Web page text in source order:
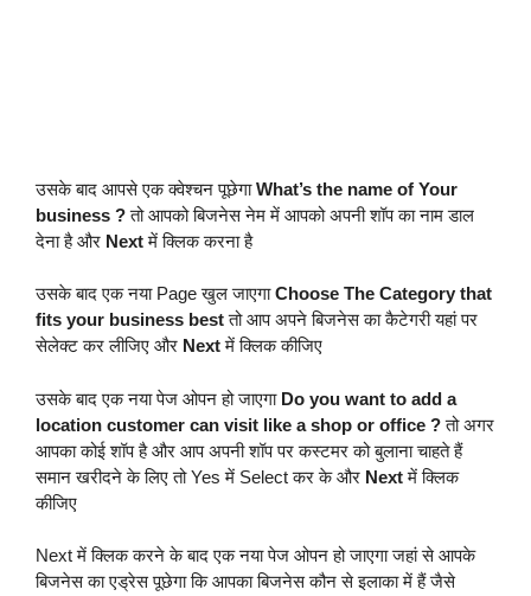
उसके बाद आपसे एक क्वेश्चन पूछेगाWhat’s the name of Your
business ? तो आपको बिजनेस नेम में आपको अपनी शॉप का नाम डाल
देना है और Next में क्लिक करना है
उसके बाद एक नया Page खुल जाएगा Choose The Category that
fits your business best तो आप अपने बिजनेस का कैटेगरी यहां पर
सेलेक्ट कर लीजिए और Next में क्लिक कीजिए
उसके बाद एक नया पेज ओपन हो जाएगा Do you want to add a
location customer can visit like a shop or office ? तो अगर
आपका कोई शॉप है और आप अपनी शॉप पर कस्टमर को बुलाना चाहते हैं
समान खरीदने के लिए तो Yes में Select कर के और Next में क्लिक
कीजिए
Next में क्लिक करने के बाद एक नया पेज ओपन हो जाएगा जहां से आपके
बिजनेस का एड्रेस पूछेगा कि आपका बिजनेस कौन से इलाका में हैं जैसे